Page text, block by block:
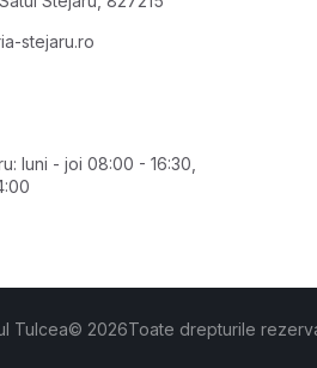
stejaru.ro
luni - joi 08:00 - 16:30,
Tulcea© 2026Toate drepturile